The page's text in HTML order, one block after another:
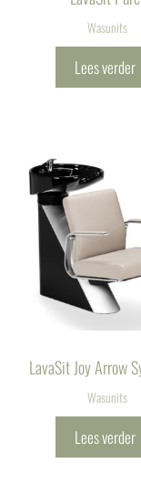
Wasunits
Lees verder
LavaSit Joy Arrow
Wasunits
Lees verder